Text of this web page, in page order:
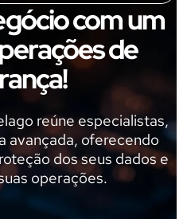
com um
de
reúne especialistas,
avançada, oferecendo
dos seus dados e
operações.